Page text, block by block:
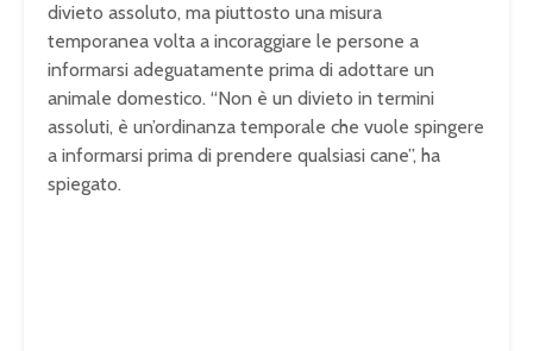
e
d
,
e
i
t
divieto assoluto, ma piuttosto una misura
temporanea volta a incoraggiare le persone a
informarsi adeguatamente prima di adottare un
animale domestico. “Non è un divieto in termini
assoluti, è un’ordinanza temporale che vuole spingere
a informarsi prima di prendere qualsiasi cane”, ha
spiegato.